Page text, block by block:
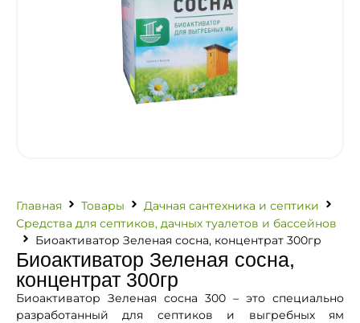
Главная Товары
Дачная сантехника и септики
Средства для септиков, дачных туалетов и бассейнов
Биоактиватор Зеленая сосна, концентрат 300гр
Биоактиватор Зеленая сосна,
концентрат 300гр
Биоактиватор Зеленая сосна 300 – это специально
разработанный для септиков и выгребных ям